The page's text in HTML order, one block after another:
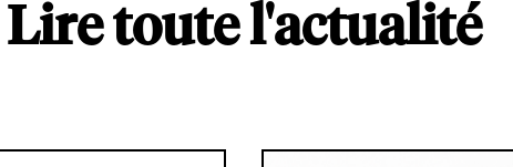
Lire toute l'actualité